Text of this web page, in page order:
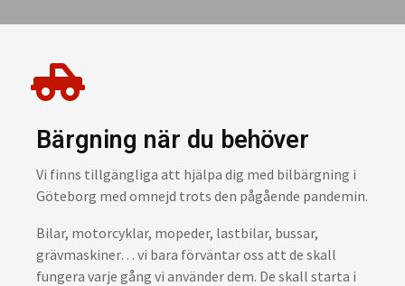
Bärgning när du behöver
Vi finns tillgängliga att hjälpa dig med bilbärgning i
Göteborg med omnejd trots den pågående pandemin.
Bilar, motorcyklar, mopeder, lastbilar, bussar,
grävmaskiner… vi bara förväntar oss att de skall
fungera varje gång vi använder dem. De skall starta i